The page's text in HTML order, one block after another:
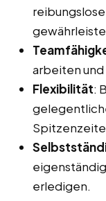
arbeiten
Flexibilität:
erledigen.